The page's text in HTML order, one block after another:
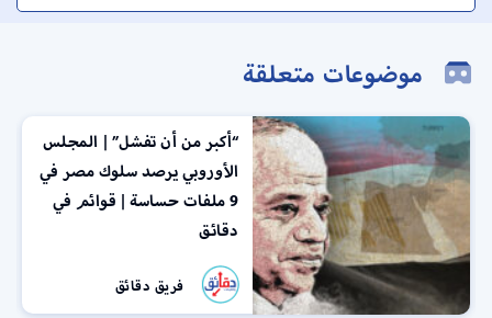
موضوعات متعلقة
“أكبر من أن تفشل” | المجلس
الأوروبي يرصد سلوك مصر في
9 ملفات حساسة | قوائم في
دقائق
فريق دقائق